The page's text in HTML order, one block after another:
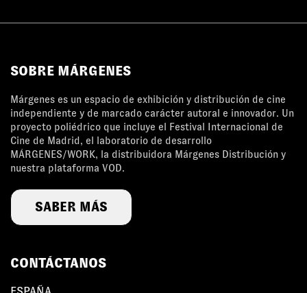
SOBRE MÁRGENES
Márgenes es un espacio de exhibición y distribución de cine
independiente y de marcado carácter autoral e innovador. Un
proyecto poliédrico que incluye el Festival Internacional de
Cine de Madrid, el laboratorio de desarrollo
MÁRGENES/WORK, la distribuidora Márgenes Distribución y
nuestra plataforma VOD.
SABER MÁS
CONTÁCTANOS